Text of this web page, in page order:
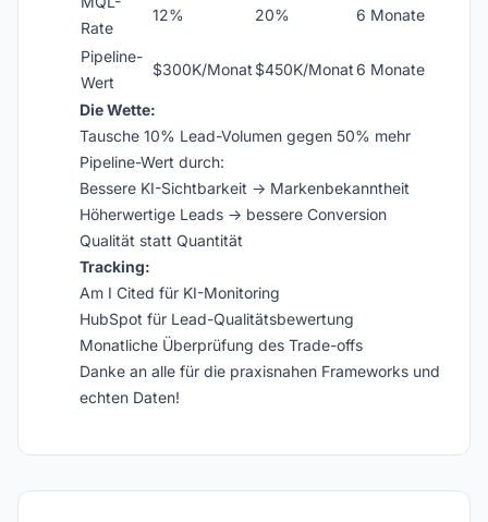
Rate
12% 20% 6 Monate
Pipeline-
Wert
$300K/Monat $450K/Monat6 Monate
Die Wette:
Tausche 10% Lead-Volumen gegen 50% mehr
Pipeline-Wert durch:
Bessere KI-Sichtbarkeit → Markenbekanntheit
Höherwertige Leads → bessere Conversion
Qualität statt Quantität
Tracking:
Am I Cited für KI-Monitoring
HubSpot für Lead-Qualitätsbewertung
Monatliche Überprüfung des Trade-offs
Danke an alle für die praxisnahen Frameworks und
echten Daten!